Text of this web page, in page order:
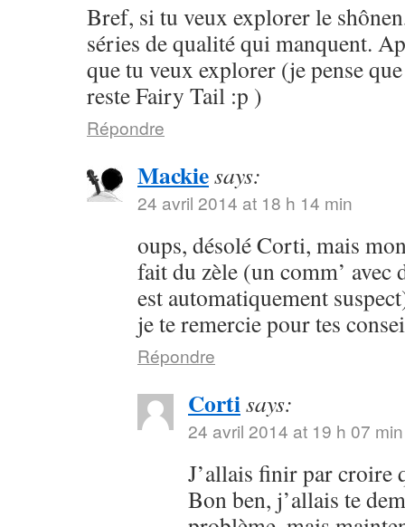
Bref, si tu veux explorer le
séries de qualité qui manquent.
que tu veux explorer (je pense
reste Fairy Tail :p )
Répondre
Mackiesays:
24 avril 2014 at 18 h 14 min
oups, désolé Corti, mais
fait du zèle (un comm’ avec
est automatiquement
je te remercie pour tes
Répondre
Cortisays:
24 avril 2014 at 19 h 07 min
J’allais finir par croire
Bon ben, j’allais te